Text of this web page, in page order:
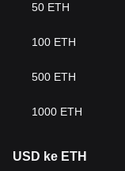
50 ETH
100 ETH
500 ETH
1000 ETH
USD ke ETH